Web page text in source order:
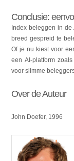
Conclusie:
Index beleggen in
breed gespreid te
Of je nu kiest voor
een AI-platform
voor slimme
Over de Auteur
John Doefer, 1996